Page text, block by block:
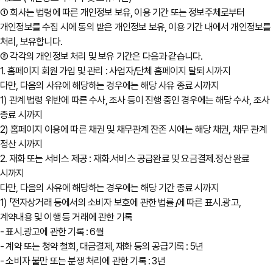
① 회사는 법령에 따른 개인정보 보유, 이용 기간 또는 정보주체로부터
개인정보를 수집 시에 동의 받은 개인정보 보유, 이용 기간 내에서 개인정보를
처리, 보유합니다.
② 각각의 개인정보 처리 및 보유 기간은 다음과 같습니다.
1. 홈페이지 회원 가입 및 관리 : 사업자/단체 홈페이지 탈퇴 시까지
다만, 다음의 사유에 해당하는 경우에는 해당 사유 종료 시까지
1) 관계 법령 위반에 따른 수사, 조사 등이 진행 중인 경우에는 해당 수사, 조사
종료 시까지
2) 홈페이지 이용에 따른 채권 및 채무관계 잔존 시에는 해당 채권, 채무 관계
정산 시까지
2. 재화 또는 서비스 제공 : 재화․서비스 공급완료 및 요금결제․정산 완료
시까지
다만, 다음의 사유에 해당하는 경우에는 해당 기간 종료 시까지
1) 「전자상거래 등에서의 소비자 보호에 관한 법률」에 따른 표시․광고,
계약내용 및 이행 등 거래에 관한 기록
- 표시․광고에 관한 기록 : 6월
- 계약 또는 청약 철회, 대금결제, 재화 등의 공급기록 : 5년
- 소비자 불만 또는 분쟁 처리에 관한 기록 : 3년